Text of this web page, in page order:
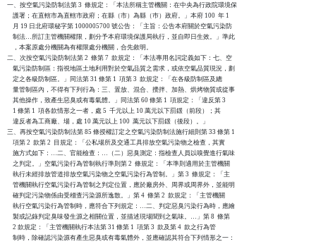
一、按空氣污染防制法第 3  條規定：「本法所稱主管機關：在中央為行政院環境保
    護署；在直轄市為直轄市政府；在縣（市）為縣（巿）政府。」本府 100  年 1
    月 19 日北府環秘字第 1000005700 號公告：「主旨：公告本府關於空氣污染防
    制法…所訂主管機關權限，劃分予本府環境保護局執行，並自即日生效。」準此
    ，本案原處分機關為有權限處分機關，合先敘明。
二、次按空氣污染防制法第 2  條第 7  款規定：「本法專用名詞定義如下：七、空
    氣污染防制區：指視地區土地利用對於空氣品質之需求，或依空氣品質現況，劃
    定之各級防制區。」同法第 31 條第 1  項第 3  款規定：「在各級防制區及總
    量管制區內，不得有下列行為：三、置放、混合、攪拌、加熱、烘烤物質或從事
    其他操作，致產生惡臭或有毒氣體。」同法第 60 條第 1  項規定：「違反第 3
    1 條第 1  項各款情形之一者，處 5  千元以上 10 萬元以下罰鍰（前段）；其
    違反者為工商廠、場，處 10 萬元以上 100  萬元以下罰鍰（後段）。」
三、再按空氣污染防制法第 85 條授權訂定之空氣污染防制法施行細則第 33 條第 1
    項第 2  款第 2  目規定：「公私場所及交通工具排放空氣污染物之檢查，其實
    施方式如下：…二、官能檢查：…（二）惡臭測定：指檢查人員以嗅覺進行氣味
    之判定。」空氣污染行為管制執行準則第 2  條規定：「本準則適用於主管機關
    執行未經排放管道排放空氣污染物之空氣污染行為管制。」第 3  條規定：「主
    管機關執行空氣污染行為管制之判定位置，應於廠房外、周界或周界外，並能明
    確判定污染物係由受稽查污染源所逸散。」第 4  條第 2  款規定：「主管機關
    執行空氣污染行為管制時，應符合下列規定：…二、判定惡臭污染行為時，應繪
    製或記錄判定臭味發生源之相關位置，並描述現場聞到之氣味。…」第 8  條第
    2 款規定：「主管機關執行本法第 31 條第 1  項第 3  款及第 4  款之行為管
    制時，除確認污染源有產生惡臭或有毒氣體外，並應確認其符合下列情形之一：